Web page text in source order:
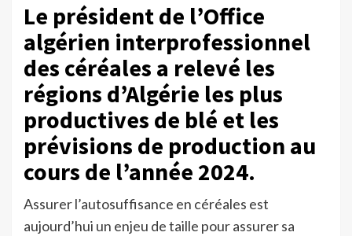
Le président de l’Office
algérien interprofessionnel
des céréales a relevé les
régions d’Algérie les plus
productives de blé et les
prévisions de production au
cours de l’année 2024.
Assurer l’autosuffisance en céréales est
aujourd’hui un enjeu de taille pour assurer sa